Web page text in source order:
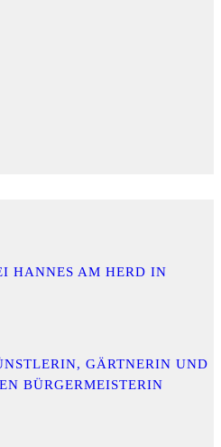
HANNES AM HERD IN
GÄRTNERIN UND
BÜRGERMEISTERIN